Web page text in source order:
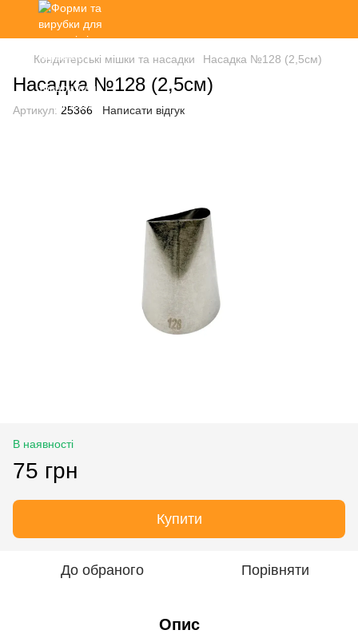
Кондитерські мішки та насадки Насадка №128 (2,5см)
Насадка №128 (2,5см)
Артикул: 25366 Написати відгук
В наявності
75 грн
Купити
До обраного Порівняти
Опис